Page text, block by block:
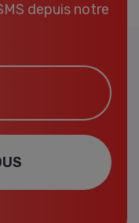
depuis notre